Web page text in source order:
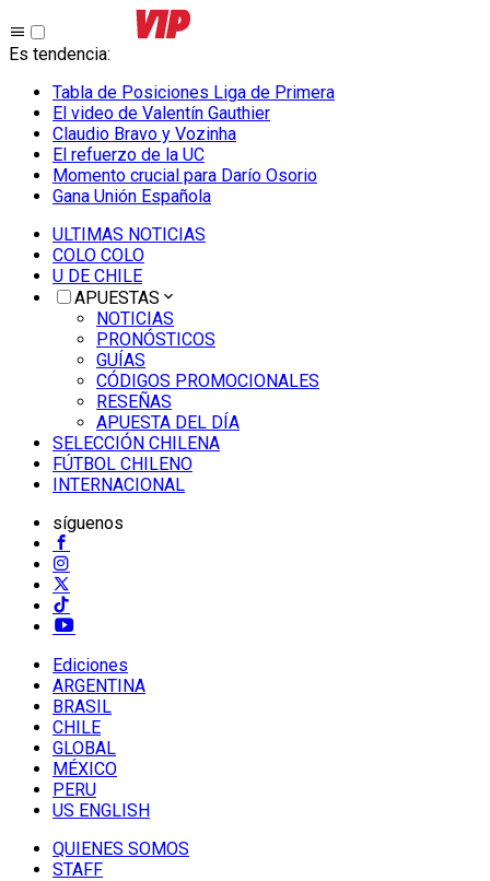
Es tendencia:
Tabla de Posiciones Liga de Primera
El video de Valentín Gauthier
Claudio Bravo y Vozinha
El refuerzo de la UC
Momento crucial para Darío Osorio
Gana Unión Española
ULTIMAS NOTICIAS
COLO COLO
U DE CHILE
APUESTAS
NOTICIAS
PRONÓSTICOS
GUÍAS
CÓDIGOS PROMOCIONALES
RESEÑAS
APUESTA DEL DÍA
SELECCIÓN CHILENA
FÚTBOL CHILENO
INTERNACIONAL
síguenos
Ediciones
ARGENTINA
BRASIL
CHILE
GLOBAL
MÉXICO
PERU
US ENGLISH
QUIENES SOMOS
STAFF